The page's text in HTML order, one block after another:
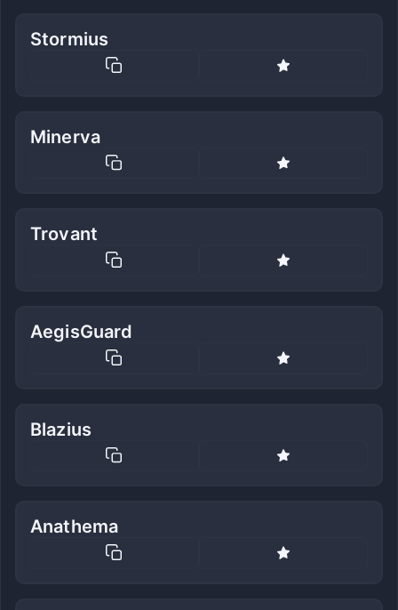
Stormius
Minerva
Trovant
AegisGuard
Blazius
Anathema